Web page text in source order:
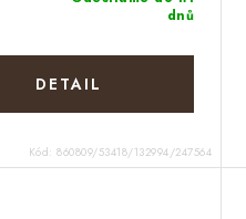
dnů
Kód:860809/53418/132994/247564